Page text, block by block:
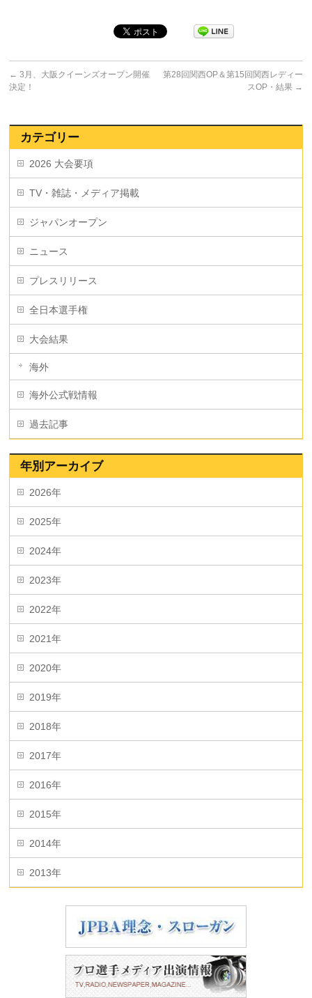
← 3月、大阪クイーンズオープン開催
決定！
第28回関西OP＆第15回関西レディー
スOP・結果 →
カテゴリー
2026 大会要項
TV・雑誌・メディア掲載
ジャパンオープン
ニュース
プレスリリース
全日本選手権
大会結果
海外
海外公式戦情報
過去記事
年別アーカイブ
2026年
2025年
2024年
2023年
2022年
2021年
2020年
2019年
2018年
2017年
2016年
2015年
2014年
2013年